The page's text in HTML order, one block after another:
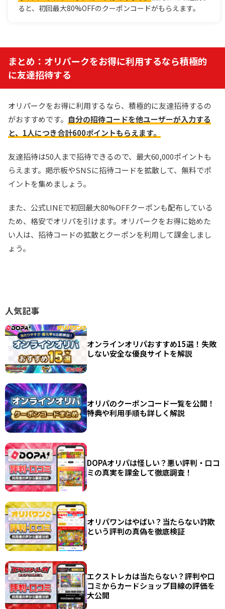
オリパワン公式サイトを見る
7
ゆいのマイルドご褒美祭開催中
LINEクーポンで最大90%OFF
還元率100％超えの時限オリパが熱い！
オリくじ公式サイトを見る
8TORAオリパ
1周年記念イベント開催中！
新規登録限定で最大90％OFF
新規限定5種類のアド確が引ける
TORAオリパ公式サイトを見る
ると、初回最大80%OFFのクーポンコードがもらえます。
まとめ：オリパークをお得に利用するなら積極的
に友達招待する
オリパークをお得に利用するなら、積極的に友達招待するの
がおすすめです。 自分の招待コードを他ユーザーが入力する
と、1人につき合計600ポイントもらえます。
友達招待は50人まで招待できるので、最大60,000ポイントも
らえます。掲示板やSNSに招待コードを拡散して、無料でポ
イントを集めましょう。
また、公式LINEで初回最大80%OFFクーポンも配布している
ため、格安でオリパを引けます。オリパークをお得に始めた
い人は、招待コードの拡散とクーポンを利用して課金しまし
ょう。
人気記事
オンラインオリパおすすめ15選！失敗
しない安全な優良サイトを解説
オリパのクーポンコード一覧を公開！
特典や利用手順も詳しく解説
DOPAオリパは怪しい？悪い評判・口コ
ミの真実を課金して徹底調査！
オリパワンはやばい？当たらない詐欺
という評判の真偽を徹底検証
エクストレカは当たらない？評判や口
コミからカードショップ目線の評価を
大公開